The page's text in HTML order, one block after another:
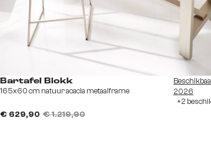
Bartafel Blokk
165x60 cm natuur acacia metaalframe
€ 629,90 € 1.219,90
2026
+2